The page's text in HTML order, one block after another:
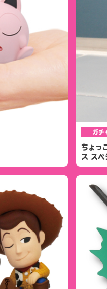
ガ
ちょっ
ス スペ